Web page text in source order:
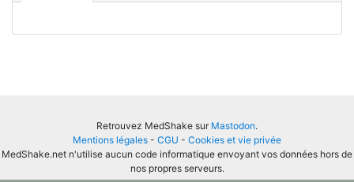
Retrouvez MedShake sur Mastodon.
Mentions légales - CGU - Cookies et vie privée
MedShake.net n'utilise aucun code informatique envoyant vos données hors de
nos propres serveurs.